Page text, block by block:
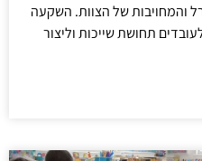
והמחויבות של הצוות. השקעה
תחושת שייכות וליצור